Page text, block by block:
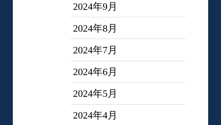
2024年9月
2024年8月
2024年7月
2024年6月
2024年5月
2024年4月